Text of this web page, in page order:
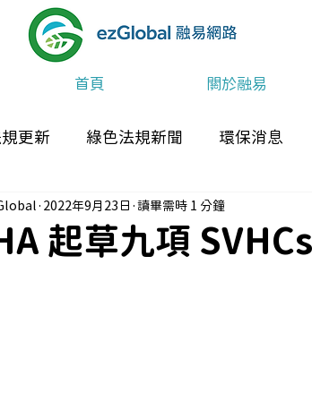
首頁 關於融易
更新 綠色法規新聞 環保消息
起草九項
2022年9月23日 讀畢需時 1 分鐘